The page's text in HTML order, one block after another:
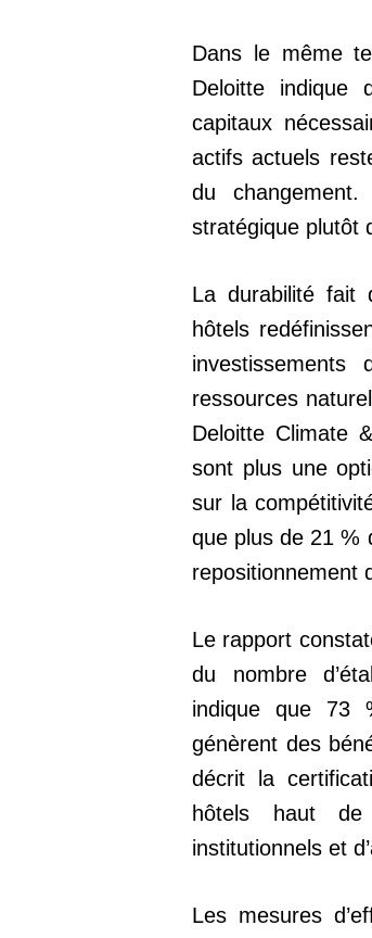
Dans le même
Deloitte indique
capitaux
actifs actuels
du changement.
stratégique plutôt
La durabilité fait
hôtels
investissements
ressources
Deloitte Climate
sont plus une
sur la
que plus de 21 %
repositionnement
Le rapport
du nombre
indique que 73
génèrent des
décrit la
hôtels haut de
institutionnels et
Les mesures